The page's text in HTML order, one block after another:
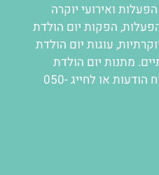
הפעלות ואירועי יוקרה
, הפקות יום הולדת
, עוגות יום הולדת
. מתנות יום הולדת
לרכישה. להזמנות ניתן לשלוח הודעות או לחייג 050-